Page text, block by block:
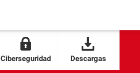
Ciberseguridad Descargas